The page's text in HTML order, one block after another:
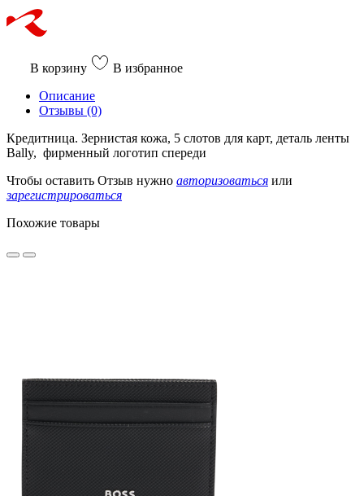
В корзину
В избранное
Описание
Отзывы (0)
Кредитница. Зернистая кожа, 5 слотов для карт, деталь ленты
Bally, фирменный логотип спереди
Чтобы оставить Отзыв нужно авторизоваться или
зарегистрироваться
Похожие товары